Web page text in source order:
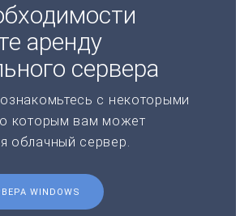
аренду
сервера
с некоторыми
которым вам может
облачный сервер.
WINDOWS